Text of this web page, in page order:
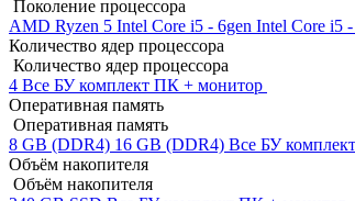
Поколение процессора
AMD Ryzen 5 Intel Core i5 - 6gen Intel Core i5 -
Количество ядер процессора
Количество ядер процессора
4 Все БУ комплект ПК + монитор
Оперативная память
Оперативная память
8 GB (DDR4) 16 GB (DDR4) Все БУ
Объём накопителя
Объём накопителя